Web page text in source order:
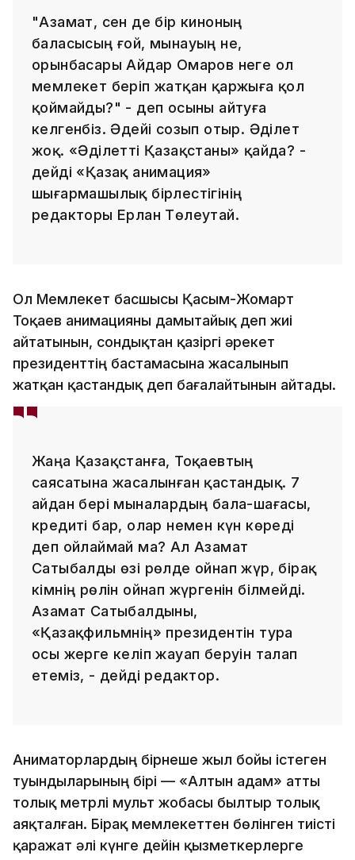
"Азамат, сен де бір киноның
баласысың ғой, мынауың не,
орынбасары Айдар Омаров неге ол
мемлекет беріп жатқан қаржыға қол
қоймайды?" - деп осыны айтуға
келгенбіз. Әдейі созып отыр. Әділет
жоқ. «Әділетті Қазақстаны» қайда? -
дейді «Қазақ анимация»
шығармашылық бірлестігінің
редакторы Ерлан Төлеутай.
Ол Мемлекет басшысы Қасым-Жомарт
Тоқаев анимацияны дамытайық деп жиі
айтатынын, сондықтан қазіргі әрекет
президенттің бастамасына жасалынып
жатқан қастандық деп бағалайтынын айтады.
Жаңа Қазақстанға, Тоқаевтың
саясатына жасалынған қастандық. 7
айдан бері мыналардың бала-шағасы,
кредиті бар, олар немен күн көреді
деп ойлаймай ма? Ал Азамат
Сатыбалды өзі рөлде ойнап жүр, бірақ
кімнің рөлін ойнап жүргенін білмейді.
Азамат Сатыбалдыны,
«Қазақфильмнің» президентін тура
осы жерге келіп жауап беруін талап
етеміз, - дейді редактор.
Аниматорлардың бірнеше жыл бойы істеген
туындыларының бірі — «Алтын адам» атты
толық метрлі мульт жобасы былтыр толық
аяқталған. Бірақ мемлекеттен бөлінген тиісті
қаражат әлі күнге дейін қызметкерлерге